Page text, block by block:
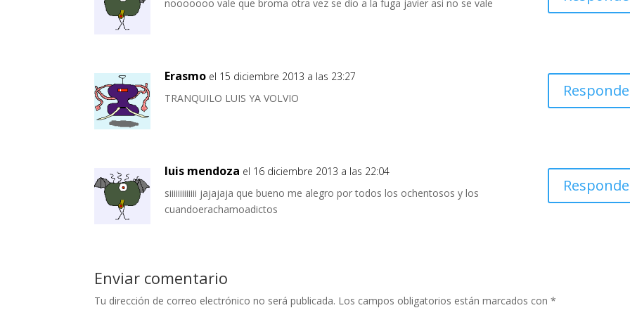
nooooooo vale que broma otra vez se dio a la fuga javier asi no se vale
Erasmo el 15 diciembre 2013 a las 23:27
TRANQUILO LUIS YA VOLVIO
luis mendoza el 16 diciembre 2013 a las 22:04
siiiiiiiiiiiii jajajaja que bueno me alegro por todos los ochentosos y los
cuandoerachamoadictos
Enviar comentario
Tu dirección de correo electrónico no será publicada. Los campos obligatorios están marcados con*